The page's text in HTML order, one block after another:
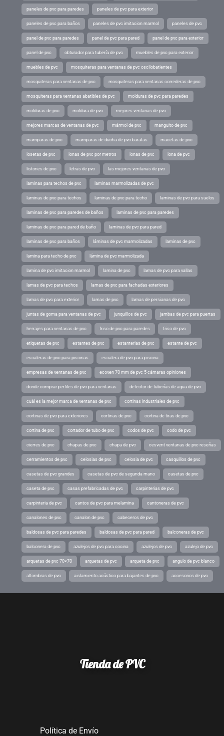
paneles de pvc para paredes paneles de pvc para exterior
paneles de pvc para baños paneles de pvc imitacion marmol paneles de pvc
panel de pvc para paredes panel de pvc para pared panel de pvc para exterior
panel de pvc obturador para tubería de pvc muebles de pvc para exterior
muebles de pvc mosquiteras para ventanas de pvc oscilobatientes
mosquiteras para ventanas de pvc mosquiteras para ventanas correderas de pvc
mosquiteras para ventanas abatibles de pvc molduras de pvc para paredes
molduras de pvc moldura de pvc mejores ventanas de pvc
mejores marcas de ventanas de pvc mármol de pvc manguito de pvc
mamparas de pvc mamparas de ducha de pvc baratas macetas de pvc
losetas de pvc lonas de pvc por metros lonas de pvc lona de pvc
listones de pvc letras de pvc las mejores ventanas de pvc
laminas para techos de pvc laminas marmolizadas de pvc
laminas de pvc para techos laminas de pvc para techo laminas de pvc para suelos
laminas de pvc para paredes de baños laminas de pvc para paredes
laminas de pvc para pared de baño laminas de pvc para pared
laminas de pvc para baños láminas de pvc marmolizadas laminas de pvc
lamina para techo de pvc lámina de pvc marmolizada
lamina de pvc imitacion marmol lamina de pvc lamas de pvc para vallas
lamas de pvc para techos lamas de pvc para fachadas exteriores
lamas de pvc para exterior lamas de pvc lamas de persianas de pvc
juntas de goma para ventanas de pvc junquillos de pvc jambas de pvc para puertas
herrajes para ventanas de pvc friso de pvc para paredes friso de pvc
etiquetas de pvc estantes de pvc estanterias de pvc estante de pvc
escaleras de pvc para piscinas escalera de pvc para piscina
empresas de ventanas de pvc ecoven 70 mm de pvc 5 cámaras opiniones
donde comprar perfiles de pvc para ventanas detector de tuberías de agua de pvc
cuál es la mejor marca de ventanas de pvc cortinas industriales de pvc
cortinas de pvc para exteriores cortinas de pvc cortina de tiras de pvc
cortina de pvc cortador de tubo de pvc codos de pvc codo de pvc
cierres de pvc chapas de pvc chapa de pvc cesvent ventanas de pvc reseñas
cerramientos de pvc celosias de pvc celosia de pvc casquillos de pvc
casetas de pvc grandes casetas de pvc de segunda mano casetas de pvc
caseta de pvc casas prefabricadas de pvc carpinterias de pvc
carpinteria de pvc cantos de pvc para melamina cantoneras de pvc
canalones de pvc canalon de pvc cabeceros de pvc
baldosas de pvc para paredes baldosas de pvc para pared balconeras de pvc
balconera de pvc azulejos de pvc para cocina azulejos de pvc azulejo de pvc
arquetas de pvc 70×70 arquetas de pvc arqueta de pvc angulo de pvc blanco
alfombras de pvc aislamiento acústico para bajantes de pvc accesorios de pvc
Tienda de PVC
Política de Envío